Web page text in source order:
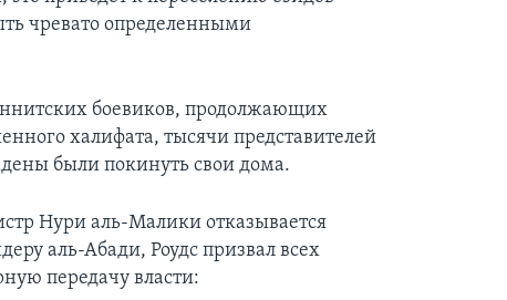
чревато определенными
боевиков, продолжающих
халифата, тысячи представителей
были покинуть свои дома.
Нури аль-Малики отказывается
аль-Абади, Роудс призвал всех
передачу власти: